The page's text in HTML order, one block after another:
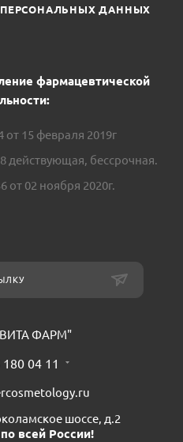
ДАННЫХ
фармацевтической
от 15 февраля 2019г
действующая, бессрочная.
от 02 ноября 2020г.
ФАРМ"
04 11
шоссе, д.2
всей России!